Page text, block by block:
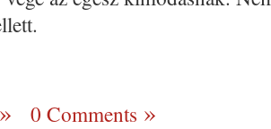
0 Comments